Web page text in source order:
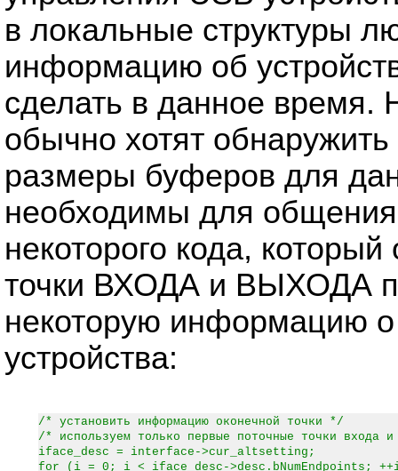
в локальные структуры
информацию об
сделать в данное
обычно хотят
размеры буферов для
необходимы для
некоторого кода,
точки ВХОДА и ВЫХОДА
некоторую информацию о
устройства:
/* установить информацию оконечной точки */
/* используем только первые поточные точки входа
iface_desc = interface->cur_altsetting;
for (i = 0; i < iface_desc->desc.bNumEndpoints;